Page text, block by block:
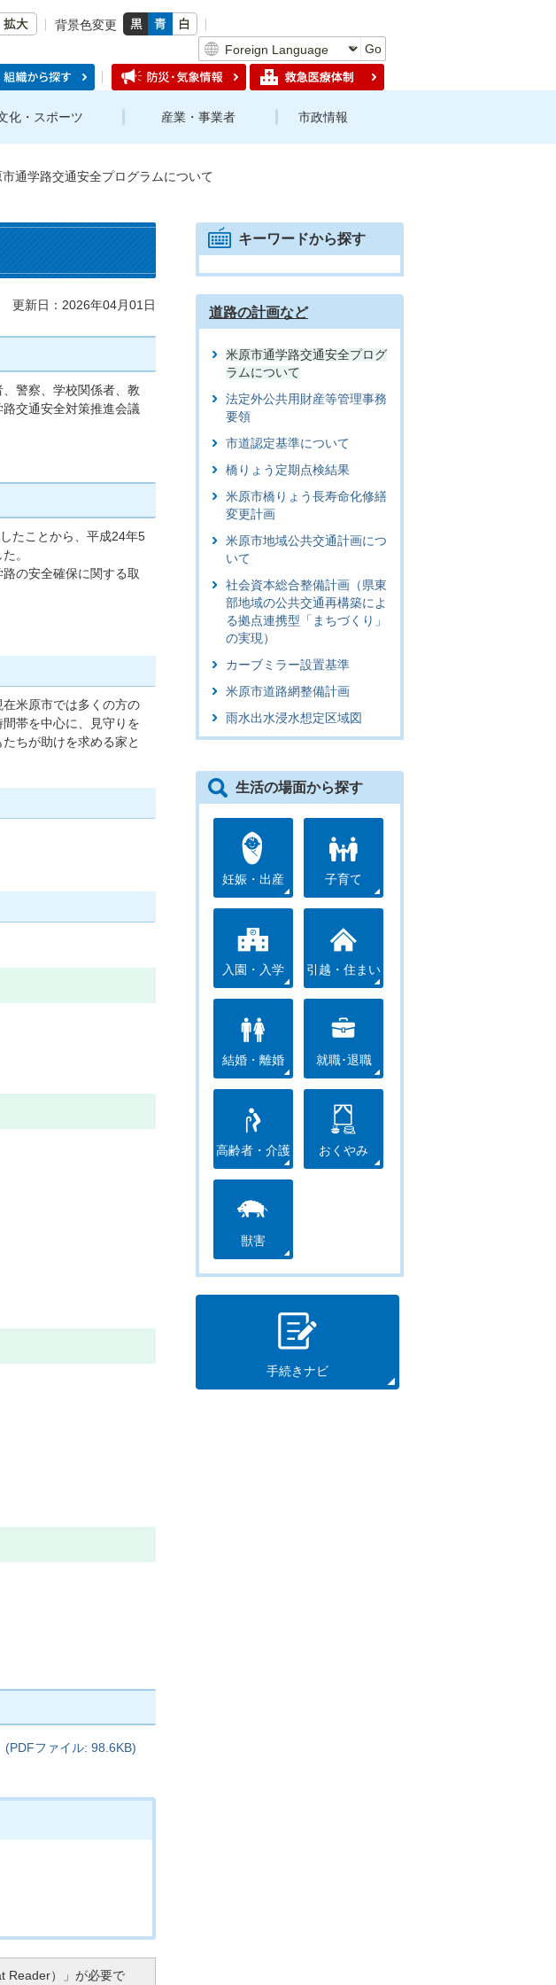
背景色変更
Go
化・スポーツ 産業・事業者 市政情報
通学路交通安全プログラムについて
更新日：2026年04月01日
警察、学校関係者、教
交通安全対策推進会議
たことから、平成24年5
。
の安全確保に関する取
米原市では多くの方の
帯を中心に、見守りを
ちが助けを求める家と
(PDFファイル: 98.6KB)
Reader）」が必要で
キーワードから探す
道路の計画など
米原市通学路交通安全プログ
ラムについて
法定外公共用財産等管理事務
要領
市道認定基準について
橋りょう定期点検結果
米原市橋りょう長寿命化修繕
変更計画
米原市地域公共交通計画につ
いて
社会資本総合整備計画（県東
部地域の公共交通再構築によ
る拠点連携型「まちづくり」
の実現）
カーブミラー設置基準
米原市道路網整備計画
雨水出水浸水想定区域図
生活の場面から探す
妊娠・出産 子育て
入園・入学 引越・住まい
結婚・離婚 就職･退職
高齢者・介護 おくやみ
獣害
手続きナビ